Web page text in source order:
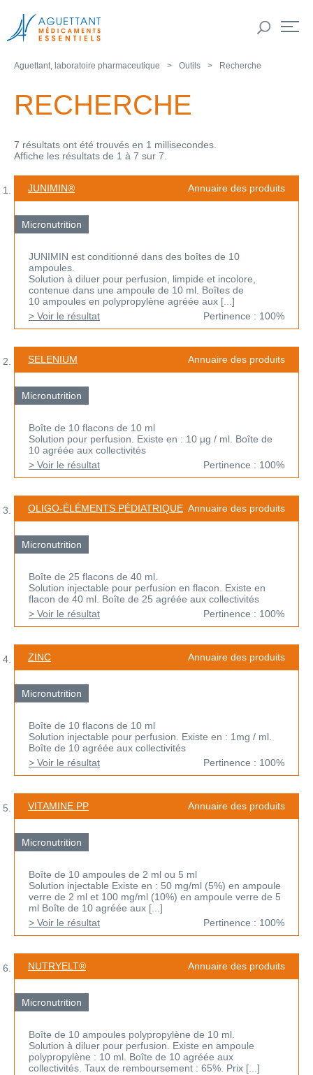
Aguettant, laboratoire pharmaceutique Outils Recherche
RECHERCHE
7 résultats ont été trouvés en 1 millisecondes.
Affiche les résultats de 1 à 7 sur 7.
JUNIMIN® Annuaire des produits
Micronutrition
JUNIMIN est conditionné dans des boîtes de 10
ampoules.
Solution à diluer pour perfusion, limpide et incolore,
contenue dans une ampoule de 10 ml. Boîtes de
10 ampoules en polypropylène agréée aux [...]
> Voir le résultat
Pertinence : 100%
SELENIUM Annuaire des produits
Micronutrition
Boîte de 10 flacons de 10 ml
Solution pour perfusion. Existe en : 10 µg / ml. Boîte de
10 agréée aux collectivités
> Voir le résultat
Pertinence : 100%
OLIGO-ÉLÉMENTS PÉDIATRIQUE Annuaire des produits
Micronutrition
Boîte de 25 flacons de 40 ml.
Solution injectable pour perfusion en flacon. Existe en
flacon de 40 ml. Boîte de 25 agréée aux collectivités
> Voir le résultat
Pertinence : 100%
ZINC Annuaire des produits
Micronutrition
Boîte de 10 flacons de 10 ml
Solution injectable pour perfusion. Existe en : 1mg / ml.
Boîte de 10 agréée aux collectivités
> Voir le résultat
Pertinence : 100%
VITAMINE PP Annuaire des produits
Micronutrition
Boîte de 10 ampoules de 2 ml ou 5 ml
Solution injectable Existe en : 50 mg/ml (5%) en ampoule
verre de 2 ml et 100 mg/ml (10%) en ampoule verre de 5
ml Boîte de 10 agréée aux [...]
> Voir le résultat
Pertinence : 100%
NUTRYELT® Annuaire des produits
Micronutrition
Boîte de 10 ampoules polypropylène de 10 ml.
Solution à diluer pour perfusion. Existe en ampoule
polypropylène : 10 ml. Boîte de 10 agréée aux
collectivités. Taux de remboursement : 65%. Prix [...]